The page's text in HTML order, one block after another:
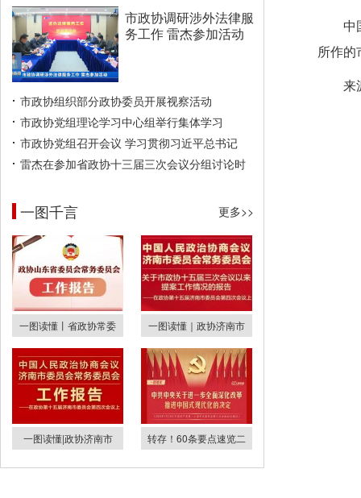
市政协调研涉外法律服
务工作 雷杰参加活动
市政协组织部分政协委员开展视察活动
市政协党组理论学习中心组举行集体学习
市政协党组召开会议 学习贯彻习近平总书记
雷杰在参加省政协十三届三次会议分组讨论时
一图千言 更多>>
一图读懂丨省政协常委 一图读懂｜政协济南市
一图读懂|政协济南市 转存！60条要点速览二
中
所作的
来